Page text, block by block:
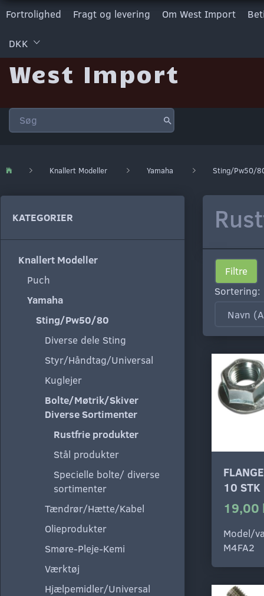
Fortrolighed Fragt og levering Om West Import
DKK
West Import
Knallert Modeller Yamaha Sting/Pw50/
KATEGORIER
Knallert Modeller
Puch
Yamaha
Sting/Pw50/80
Diverse dele Sting
Styr/Håndtag/Universal
Kuglejer
Bolte/Møtrik/Skiver
Diverse Sortimenter
Rustfrie produkter
Stål produkter
Specielle bolte/ diverse
sortimenter
Tændrør/Hætte/Kabel
Olieprodukter
Smøre-Pleje-Kemi
Værktøj
Hjælpemidler/Universal
Filtre
Sortering:
10 STK
19,00
Model/
M4FA2